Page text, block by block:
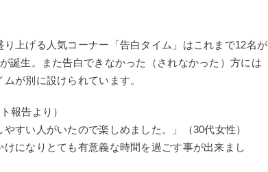
上げる人気コーナー「告白タイム」はこれまで12名が
誕生。また告白できなかった（されなかった）方には
が別に設けられています。
報告より）
すい人がいたので楽しめました。」（30代女性）
になりとても有意義な時間を過ごす事が出来まし